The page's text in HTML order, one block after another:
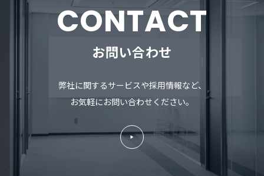
CONTACT
お問い合わせ
弊社に関するサービスや採用情報など、
お気軽にお問い合わせください。